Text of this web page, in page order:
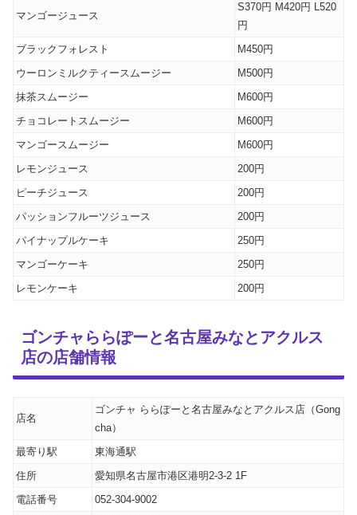
マンゴージュース
S370円 M420円 L520
円
ブラックフォレスト
M450円
ウーロンミルクティースムージー
M500円
抹茶スムージー
M600円
チョコレートスムージー
M600円
マンゴースムージー
M600円
レモンジュース
200円
ピーチジュース
200円
パッションフルーツジュース
200円
パイナップルケーキ
250円
マンゴーケーキ
250円
レモンケーキ
200円
ゴンチャららぽーと名古屋みなとアクルス
店の店舗情報
店名
ゴンチャ ららぽーと名古屋みなとアクルス店（Gong
cha）
最寄り駅
東海通駅
住所
愛知県名古屋市港区港明2-3-2 1F
電話番号
052-304-9002